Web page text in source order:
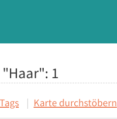
1
Tags Karte durchstöbern